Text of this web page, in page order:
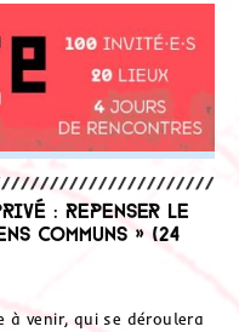
: repenser le
communs » (24
à venir, qui se déroulera